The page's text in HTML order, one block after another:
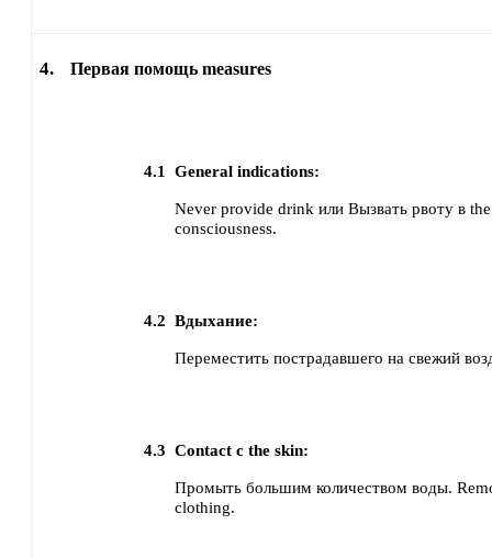
4. Первая помощь measures
4.1 General indications:
Never provide drink или Вызвать рвоту в
consciousness.
4.2 Вдыхание:
Переместить пострадавшего на свежий
4.3 Contact с the skin:
Промыть большим количеством воды.
clothing.